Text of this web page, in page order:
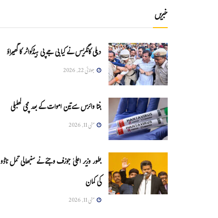
خبریں
دہلی کانگریس نے کیا بی جے پی ہیڈکواٹر کا گھیراؤ
جولائی 22, 2026
ہنتا وائرس سےتین اموات کے بعد مچی کھلبلی
مئی 11, 2026
بطور وزیر اعلیٰ جوزف وجئے نے سنبھالی تمل ناڈو
کی کمان
مئی 11, 2026